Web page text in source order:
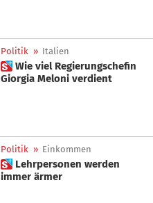
Politik » Italien
 Wie viel Regierungschefin
Giorgia Meloni verdient
Politik » Einkommen
 Lehrpersonen werden
immer ärmer